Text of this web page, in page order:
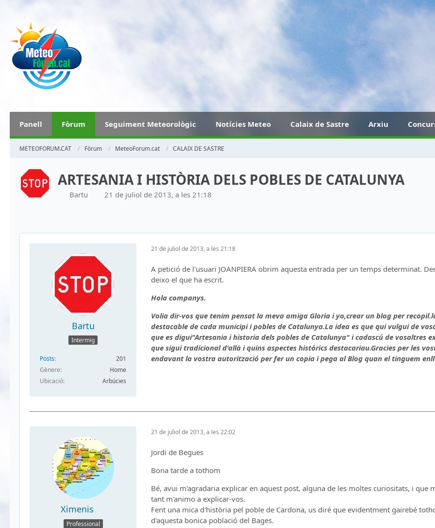
Panell Fòrum Seguiment Meteorològic Notícies Meteo Calaix de Sastre Arxiu
METEOFORUM.CAT Fòrum MeteoForum.cat CALAIX DE SASTRE
ARTESANIA I HISTÒRIA DELS POBLES DE CATALUNYA
Bartu 21 de juliol de 2013, a les 21:18
Bartu
Intermig
Posts
201
Gènere
Home
Ubicació
Arbúcies
21 de juliol de 2013, a les 21:18
A petició de l'usuari JOANPIERA obrim aquesta entrada per un temps determinat.
deixo el que ha escrit.
Hola companys.
Volia dir-vos que tenim pensat la meva amiga Gloria i yo,crear un blog per
destacable de cada municipi i pobles de Catalunya.La idea es que qui vulgui de
que es digui"Artesania i historia dels pobles de Catalunya" i cadascú de vosaltres
que sigui tradicional d'allà i quins aspectes histórics destacariau.Gracies per les
endavant la vostra autorització per fer un copia i pega al Blog quan el tinguem
Ximenis
Professional
21 de juliol de 2013, a les 22:02
Jordi de Begues
Bona tarde a tothom
Bé, avui m'agradaria explicar en aquest post, alguna de les moltes curiositats, i que
tant m'animo a explicar-vos.
Fent una mica d'història pel poble de Cardona, us diré que evidentment gairebé
d'aquesta bonica població del Bages.